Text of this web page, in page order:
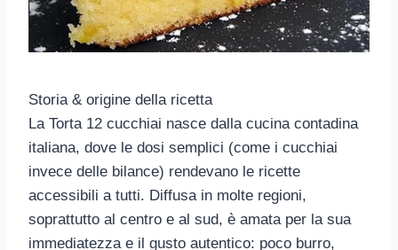
Storia & origine della ricetta
La Torta 12 cucchiai nasce dalla cucina contadina
italiana, dove le dosi semplici (come i cucchiai
invece delle bilance) rendevano le ricette
accessibili a tutti. Diffusa in molte regioni,
soprattutto al centro e al sud, è amata per la sua
immediatezza e il gusto autentico: poco burro,